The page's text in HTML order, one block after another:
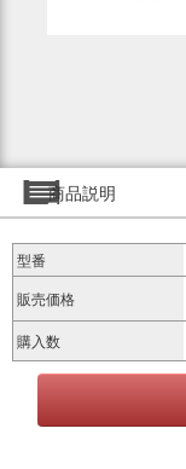
商品説明
型番
販売価格
購入数